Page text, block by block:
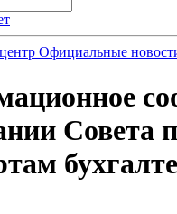
Официальные
Совета